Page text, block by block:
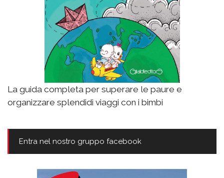
La guida completa per superare le paure e
organizzare splendidi viaggi con i bimbi
Entra nel nostro gruppo facebook